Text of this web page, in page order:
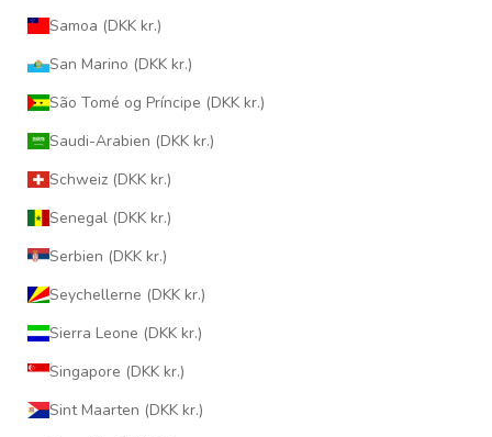
Samoa (DKK kr.)
San Marino (DKK kr.)
São Tomé og Príncipe (DKK kr.)
Saudi-Arabien (DKK kr.)
Schweiz (DKK kr.)
Senegal (DKK kr.)
Serbien (DKK kr.)
Seychellerne (DKK kr.)
Sierra Leone (DKK kr.)
Singapore (DKK kr.)
Sint Maarten (DKK kr.)